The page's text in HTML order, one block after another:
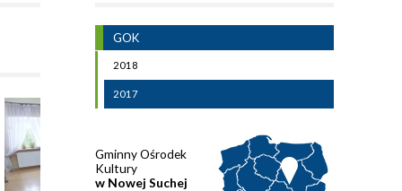
GOK
2018
2017
Gminny Ośrodek
Kultury
w Nowej Suchej